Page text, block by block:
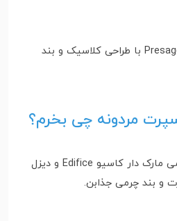
رومانسون زوریخ و سیکو Presage با طراحی کلاسیک و بند
مردونه چی بخرم؟
ساعت مچی مردانه بند چرمی مارک دار کاسیو Edifice و دیزل